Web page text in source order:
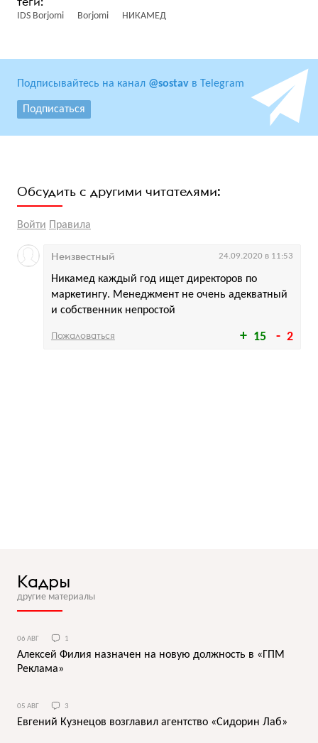
IDS Borjomi Borjomi НИКАМЕД
Подписывайтесь на канал @sostav в Telegram
Подписаться
Обсудить с другими читателями:
Войти Правила
15 2
Никамед каждый год ищет директоров по
маркетингу. Менеджмент не очень адекватный
и собственник непростой
Неизвестный 24.09.2020 в 11:53
Пожаловаться
Кадры
другие материалы
06 АВГ 1
Алексей Филия назначен на новую должность в «ГПМ
Реклама»
05 АВГ 3
Евгений Кузнецов возглавил агентство «Сидорин Лаб»